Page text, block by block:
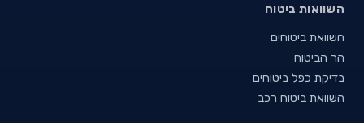
השוואות ביטוח
השוואת ביטוחים
הר הביטוח
בדיקת כפל ביטוחים
השוואת ביטוח רכב